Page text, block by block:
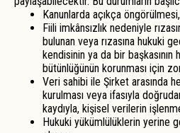
Kanunlarda açıkça öngörülmesi,
Fiili imkânsızlık nedeniyle
bulunan veya rızasına hukuki
kendisinin ya da bir başkasının
bütünlüğünün korunması için
Veri sahibi ile Şirket arasında
kurulması veya ifasıyla
kaydıyla, kişisel verilerin
Hukuki yükümlülüklerin yerine